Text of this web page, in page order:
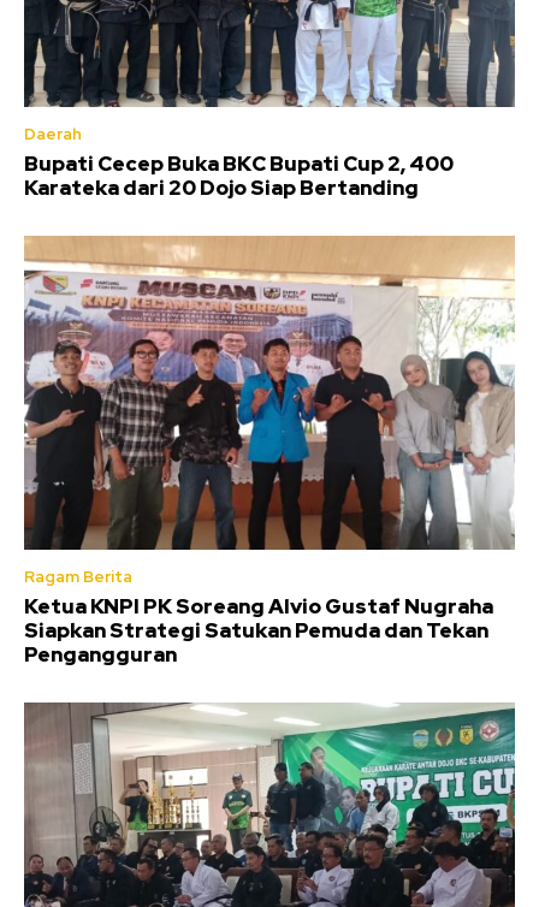
Daerah
Bupati Cecep Buka BKC Bupati Cup 2, 400
Karateka dari 20 Dojo Siap Bertanding
Ragam Berita
Ketua KNPI PK Soreang Alvio Gustaf Nugraha
Siapkan Strategi Satukan Pemuda dan Tekan
Pengangguran